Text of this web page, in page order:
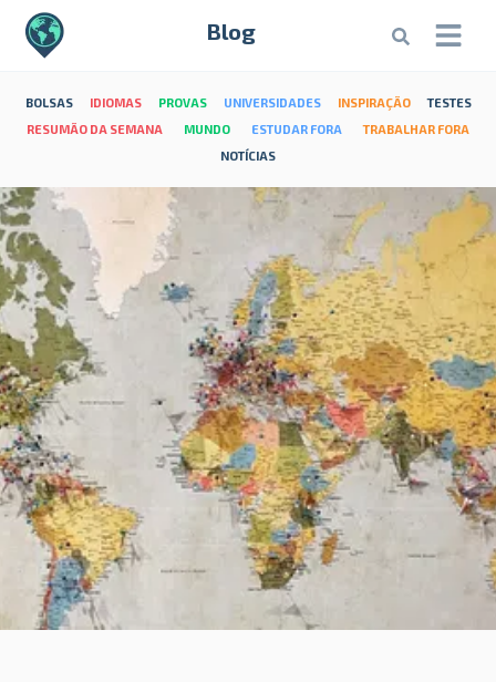
Blog
BOLSAS IDIOMAS PROVAS UNIVERSIDADES INSPIRAÇÃO
TESTES
RESUMÃO DA SEMANA
MUNDO ESTUDAR FORA
TRABALHAR FORA
NOTÍCIAS